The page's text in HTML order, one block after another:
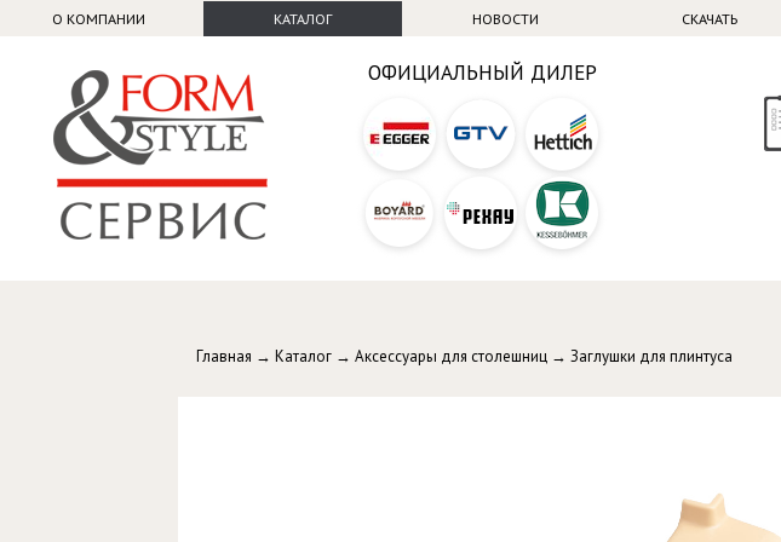
О КОМПАНИИ КАТАЛОГ НОВОСТИ СКАЧАТЬ
ОФИЦИАЛЬНЫЙ ДИЛЕР
Главная → Каталог → Аксессуары для столешниц → Заглушки для плинтуса